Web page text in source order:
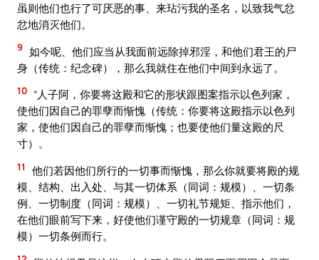
虽则他们也行了可厌恶的事、来玷污我的圣名，以致我气忿
忿地消灭他们。
9 如今呢、他们应当从我面前远除掉邪淫，和他们君王的尸
身（传统：纪念碑），那么我就住在他们中间到永远了。
10 “人子阿，你要将这殿和它的形状跟图案指示以色列家，
使他们因自己的罪孽而惭愧（传统：你要将这殿指示以色列
家，使他们因自己的罪孽而惭愧；也要使他们量这殿的尺
寸）。
11
他们若因他们所行的一切事而惭愧，那么你就要将殿的规
模、结构、出入处、与其一切体系（同词：规模）、一切条
例、一切制度（同词：规模）、一切礼节规矩、指示他们，
在他们眼前写下来，好使他们谨守殿的一切规章（同词：规
模）一切条例而行。